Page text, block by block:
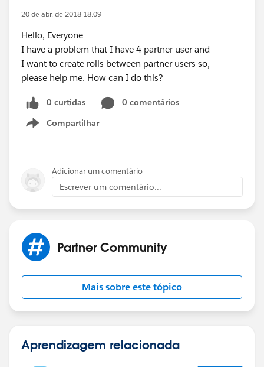
20 de abr. de 2018 18:09
Hello, Everyone
I have a problem that I have 4 partner user and
I want to create rolls between partner users so,
please help me. How can I do this?
0 curtidas
0 comentários
Compartilhar
Show menu
Adicionar um comentário
Escrever um comentário...
Partner Community
Mais sobre este tópico
Aprendizagem relacionada